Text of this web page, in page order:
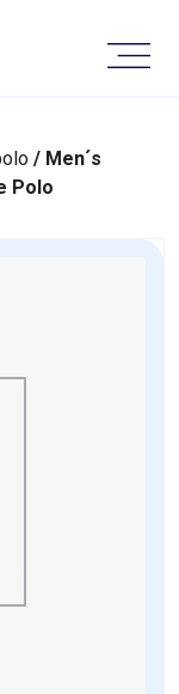
/ Men´s
Polo